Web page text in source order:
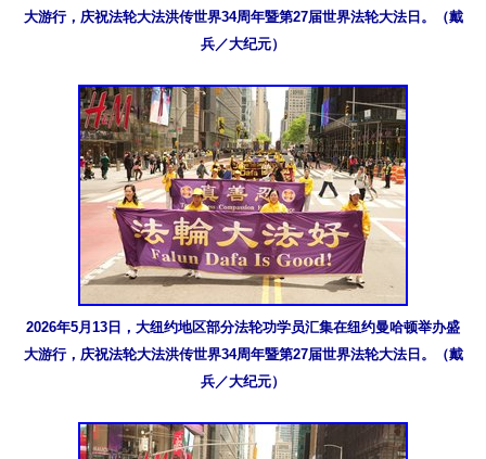
大游行，庆祝法轮大法洪传世界34周年暨第27届世界法轮大法日。（戴
兵／大纪元）
2026年5月13日，大纽约地区部分法轮功学员汇集在纽约曼哈顿举办盛
大游行，庆祝法轮大法洪传世界34周年暨第27届世界法轮大法日。（戴
兵／大纪元）